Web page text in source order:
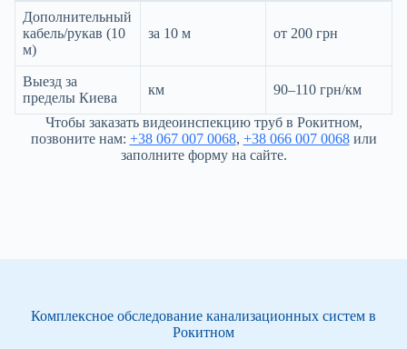
Дополнительный
кабель/рукав (10
м)
за 10 м от 200 грн
Выезд за
пределы Киева
км 90–110 грн/км
Чтобы заказать видеоинспекцию труб в Рокитном,
позвоните нам: +38 067 007 0068, +38 066 007 0068или
заполните форму на сайте.
Комплексное обследование канализационных систем в
Рокитном